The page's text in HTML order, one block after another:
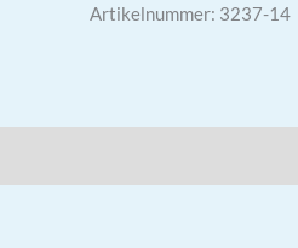
Artikelnummer: 3237-14